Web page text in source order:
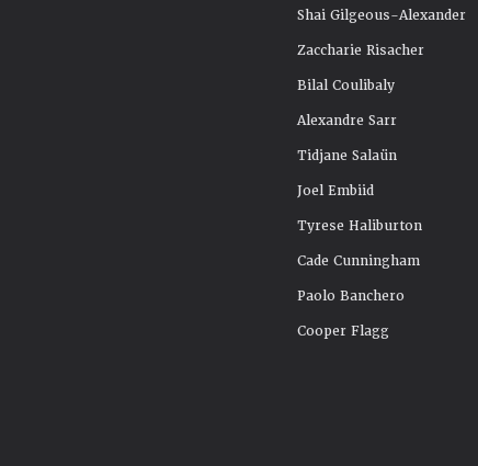
Shai Gilgeous-Alexander
Zaccharie Risacher
Bilal Coulibaly
Alexandre Sarr
Tidjane Salaün
Joel Embiid
Tyrese Haliburton
Cade Cunningham
Paolo Banchero
Cooper Flagg